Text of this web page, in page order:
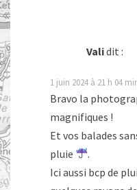
Validit :
1 juin 2024 à 21 h 04
Bravo la
magnifiques !
Et vos balades
pluie
.
Ici aussi bcp de